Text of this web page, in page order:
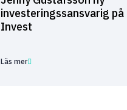
investeringssansvarig på
Invest
Läs mer